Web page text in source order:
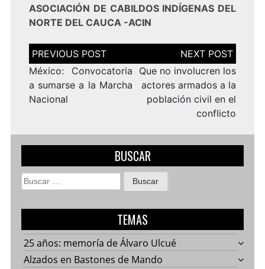
ASOCIACIÓN DE CABILDOS INDÍGENAS DEL
NORTE DEL CAUCA -ACIN
Navegación
de
entradas
México: Convocatoria
a sumarse a la Marcha
Nacional
Que no involucren los
actores armados a la
población civil en el
conflicto
BUSCAR
Buscar:
TEMAS
25 años: memoría de Álvaro Ulcué
Alzados en Bastones de Mando